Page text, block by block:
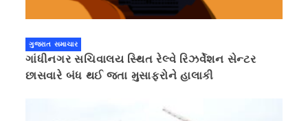
ગુજરાત સમાચાર
ગાંધીનગર સચિવાલય સ્થિત રેલ્વે રિઝર્વેશન સેન્ટર
છાસવારે બંધ થઈ જતા મુસાફરોને હાલાકી